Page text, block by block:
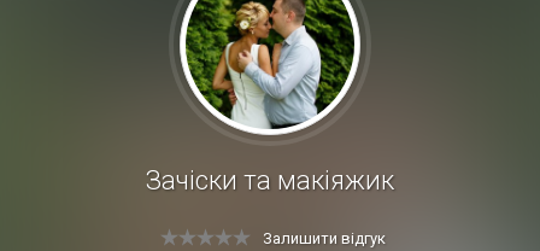
Зачіски та макіяжик
Залишити відгук